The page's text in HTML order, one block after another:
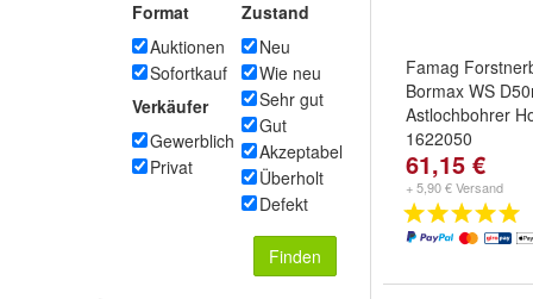
Format
Auktionen
Sofortkauf
Verkäufer
Gewerblich
Privat
Zustand
Neu
Wie neu
Sehr gut
Gut
Akzeptabel
Überholt
Defekt
Finden
Famag
Bormax WS
Astlochbohrer
1622050
61,15 €
+ 5,90 € Versand